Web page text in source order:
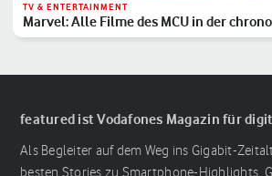
TV & ENTERTAINMENT
Marvel: Alle Filme des MCU in der
Reihenfolge
featured ist Vodafones Magazin für
Als Begleiter auf dem Weg ins Gigabit-
besten Stories zu Smartphone-Highlights,